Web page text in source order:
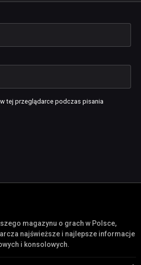
tej przeglądarce podczas pisania
magazynu o grach w Polsce,
najświeższe i najlepsze informacje
i konsolowych.